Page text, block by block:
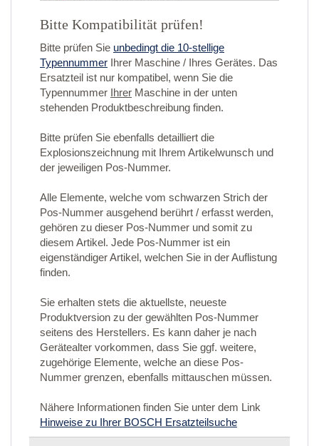
Bitte Kompatibilität prüfen!
Bitte prüfen Sie unbedingt die 10-stellige
Typennummer Ihrer Maschine / Ihres Gerätes. Das
Ersatzteil ist nur kompatibel, wenn Sie die
Typennummer Ihrer Maschine in der unten
stehenden Produktbeschreibung finden.
Bitte prüfen Sie ebenfalls detailliert die
Explosionszeichnung mit Ihrem Artikelwunsch und
der jeweiligen Pos-Nummer.
Alle Elemente, welche vom schwarzen Strich der
Pos-Nummer ausgehend berührt / erfasst werden,
gehören zu dieser Pos-Nummer und somit zu
diesem Artikel. Jede Pos-Nummer ist ein
eigenständiger Artikel, welchen Sie in der Auflistung
finden.
Sie erhalten stets die aktuellste, neueste
Produktversion zu der gewählten Pos-Nummer
seitens des Herstellers. Es kann daher je nach
Gerätealter vorkommen, dass Sie ggf. weitere,
zugehörige Elemente, welche an diese Pos-
Nummer grenzen, ebenfalls mittauschen müssen.
Nähere Informationen finden Sie unter dem Link
Hinweise zu Ihrer BOSCH Ersatzteilsuche